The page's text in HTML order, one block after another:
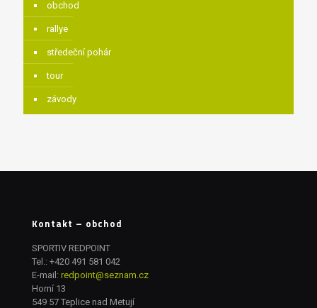
obchod
rallye
středeční pohár
tour
závody
Kontakt – obchod
SPORTIV REDPOINT
Tel.: +420 491 581 042
E-mail: redpoint@seznam.cz
Horní 13
549 57 Teplice nad Metují